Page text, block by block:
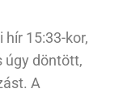
15:33-kor,
úgy döntött,
A